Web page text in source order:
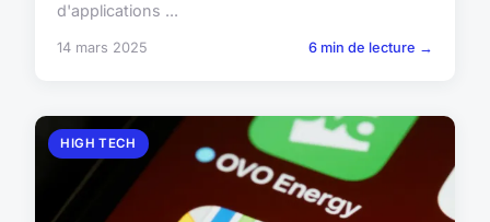
d'applications ...
14 mars 2025 6 min de lecture →
HIGH TECH